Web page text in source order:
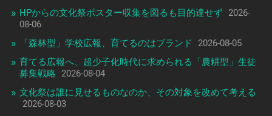
HPからの文化祭ポスター収集を図るも目的達せず 2026-
08-06
「森林型」学校広報、育てるのはブランド
2026-08-05
育てる広報へ、超少子化時代に求められる「農耕型」生徒
募集戦略
2026-08-04
文化祭は誰に見せるものなのか、その対象を改めて考える
2026-08-03